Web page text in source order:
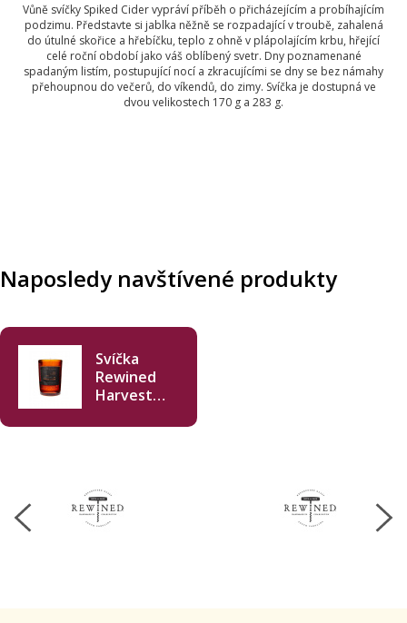
Vůně svíčky Spiked Cider vypráví příběh o přicházejícím a probíhajícím
podzimu. Představte si jablka něžně se rozpadající v troubě, zahalená
do útulné skořice a hřebíčku, teplo z ohně v plápolajícím krbu, hřející
celé roční období jako váš oblíbený svetr. Dny poznamenané
spadaným listím, postupující nocí a zkracujícími se dny se bez námahy
přehoupnou do večerů, do víkendů, do zimy. Svíčka je dostupná ve
dvou velikostech 170 g a 283 g.
Naposledy navštívené produkty
Svíčka
Rewined
Harvest
Cider 170 g